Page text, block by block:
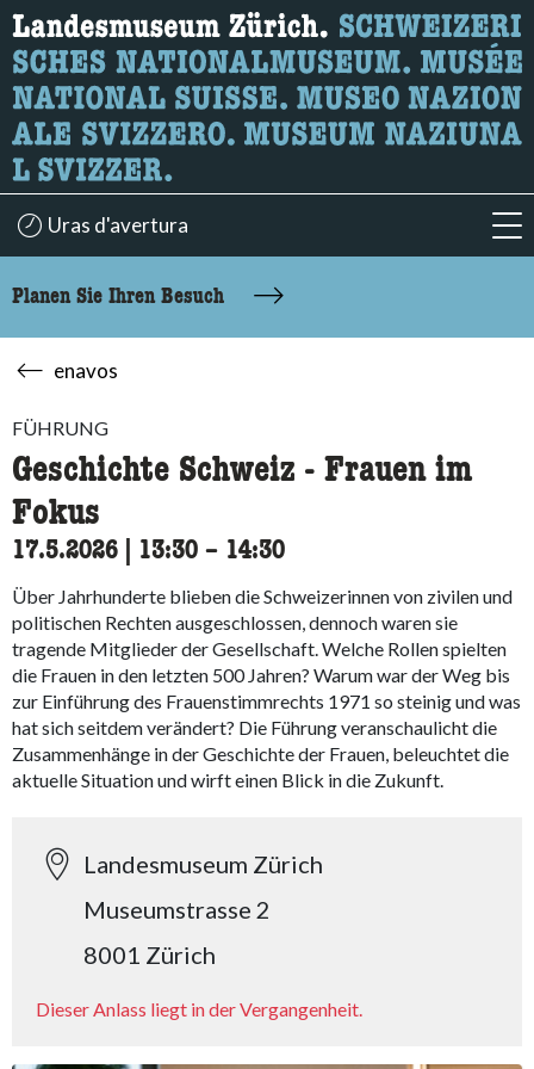
Wonach suchen Sie?
Hier können Sie nach Inhalten der Seite suchen.
Uras d'avertura
Planen Sie Ihren Besuch
enavos
FÜHRUNG
Geschichte Schweiz - Frauen im
Fokus
17.5.2026 13:30 accessibility.time_to
– 14:30
Über Jahrhunderte blieben die Schweizerinnen von zivilen und
politischen Rechten ausgeschlossen, dennoch waren sie
tragende Mitglieder der Gesellschaft. Welche Rollen spielten
die Frauen in den letzten 500 Jahren? Warum war der Weg bis
zur Einführung des Frauenstimmrechts 1971 so steinig und was
hat sich seitdem verändert? Die Führung veranschaulicht die
Zusammenhänge in der Geschichte der Frauen, beleuchtet die
aktuelle Situation und wirft einen Blick in die Zukunft.
Landesmuseum Zürich
Museumstrasse 2
8001 Zürich
Dieser Anlass liegt in der Vergangenheit.